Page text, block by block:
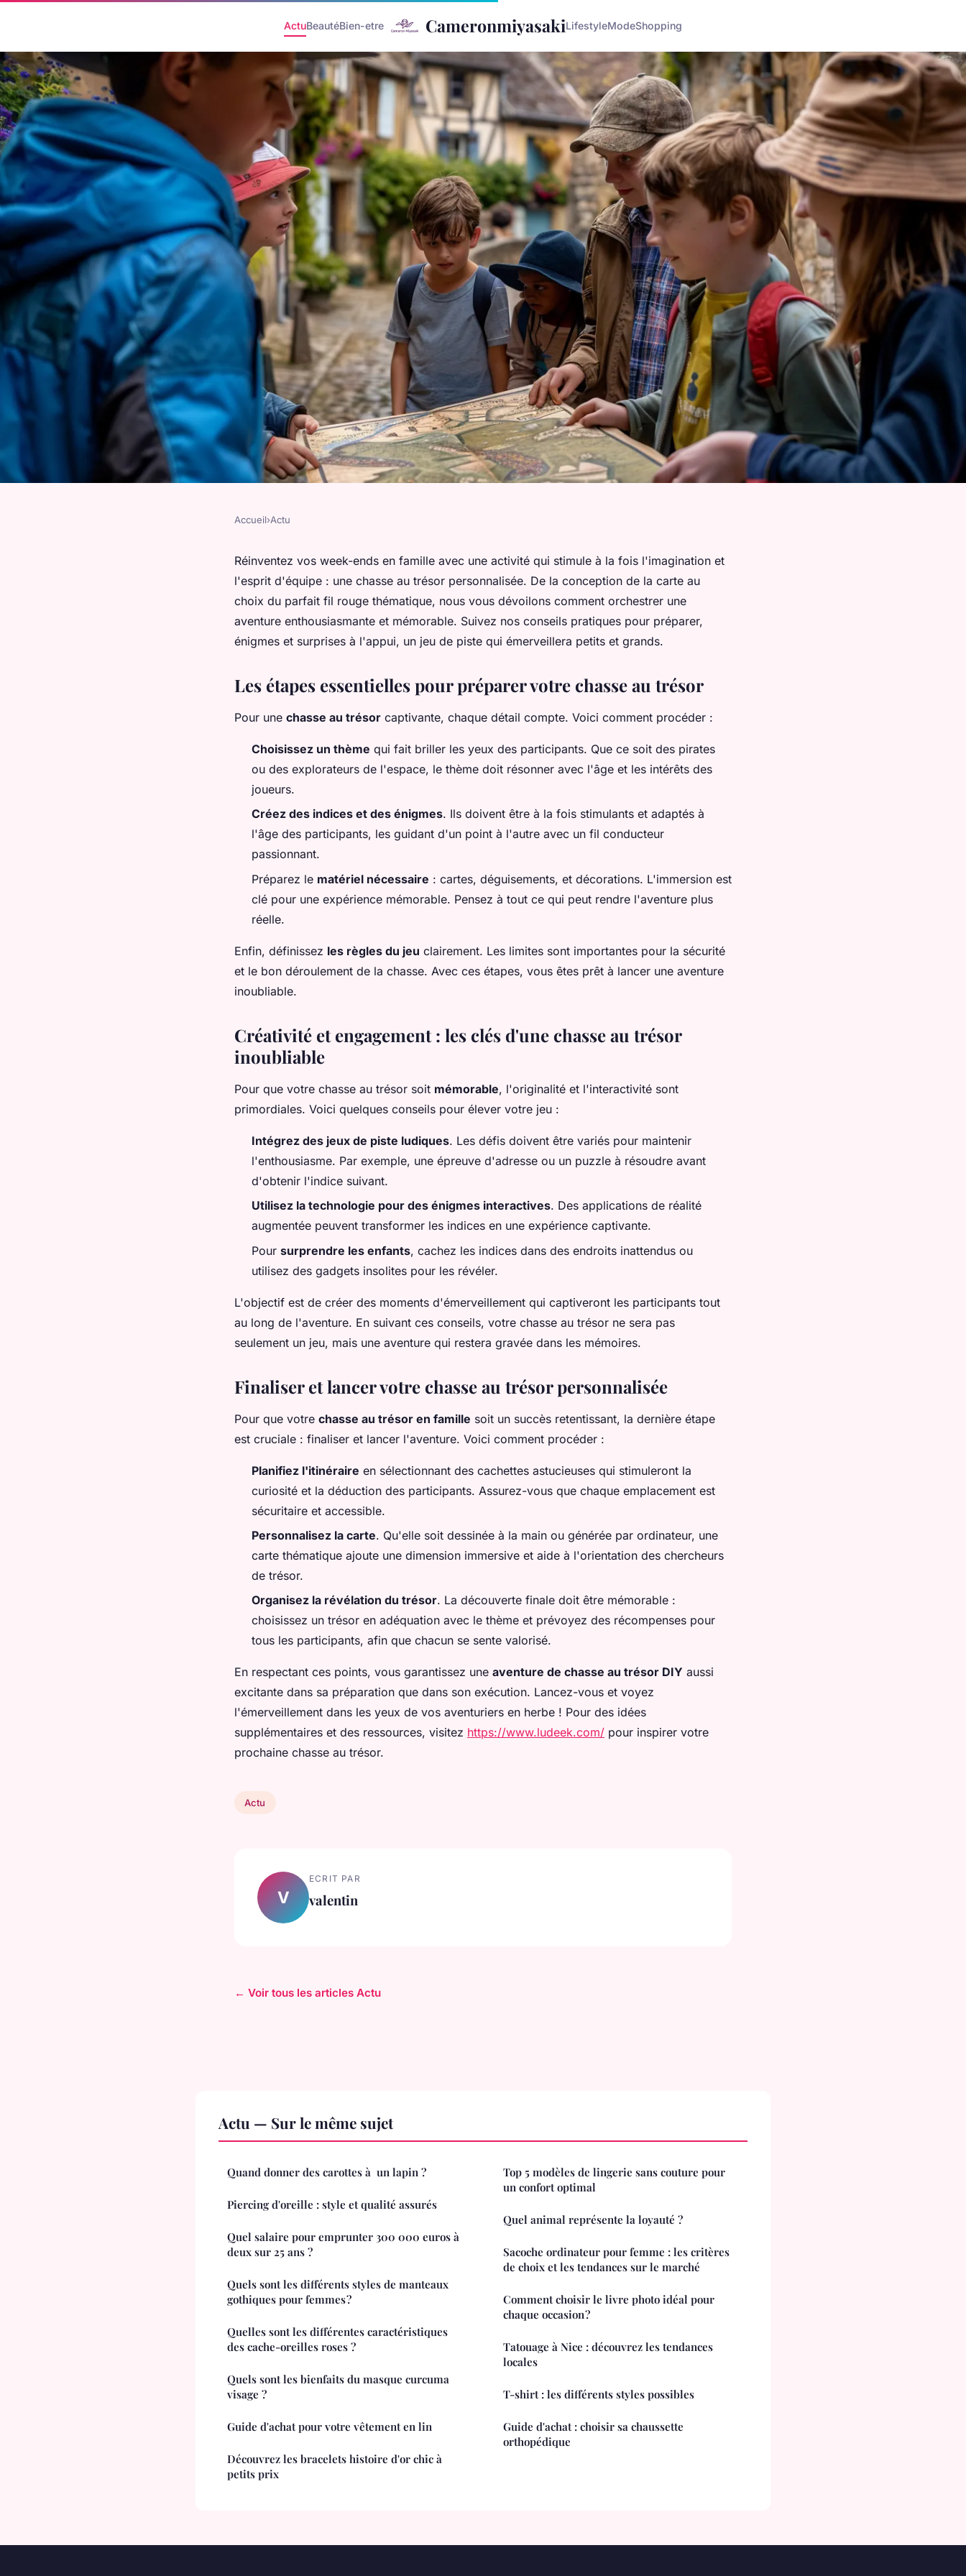
ActuBeautéBien-etre CameronmiyasakiLifestyleModeShopping
Organisez votre propre chasse au
Accueil›Actu
Réinventez vos week-ends en famille avec une activité qui stimule à la fois l'imagination et
l'esprit d'équipe : une chasse au trésor personnalisée. De la conception de la carte au
choix du parfait fil rouge thématique, nous vous dévoilons comment orchestrer une
aventure enthousiasmante et mémorable. Suivez nos conseils pratiques pour préparer,
énigmes et surprises à l'appui, un jeu de piste qui émerveillera petits et grands.
Les étapes essentielles pour préparer votre chasse au trésor
Pour une chasse au trésor captivante, chaque détail compte. Voici comment procéder :
Choisissez un thème qui fait briller les yeux des participants. Que ce soit des pirates
ou des explorateurs de l'espace, le thème doit résonner avec l'âge et les intérêts des
joueurs.
Créez des indices et des énigmes. Ils doivent être à la fois stimulants et adaptés à
l'âge des participants, les guidant d'un point à l'autre avec un fil conducteur
passionnant.
Préparez le matériel nécessaire : cartes, déguisements, et décorations. L'immersion est
clé pour une expérience mémorable. Pensez à tout ce qui peut rendre l'aventure plus
réelle.
Enfin, définissez les règles du jeu clairement. Les limites sont importantes pour la sécurité
et le bon déroulement de la chasse. Avec ces étapes, vous êtes prêt à lancer une aventure
inoubliable.
Créativité et engagement : les clés d'une chasse au trésor
inoubliable
Pour que votre chasse au trésor soit mémorable, l'originalité et l'interactivité sont
primordiales. Voici quelques conseils pour élever votre jeu :
Intégrez des jeux de piste ludiques. Les défis doivent être variés pour maintenir
l'enthousiasme. Par exemple, une épreuve d'adresse ou un puzzle à résoudre avant
d'obtenir l'indice suivant.
Utilisez la technologie pour des énigmes interactives. Des applications de réalité
augmentée peuvent transformer les indices en une expérience captivante.
Pour surprendre les enfants, cachez les indices dans des endroits inattendus ou
utilisez des gadgets insolites pour les révéler.
L'objectif est de créer des moments d'émerveillement qui captiveront les participants tout
au long de l'aventure. En suivant ces conseils, votre chasse au trésor ne sera pas
seulement un jeu, mais une aventure qui restera gravée dans les mémoires.
Finaliser et lancer votre chasse au trésor personnalisée
Pour que votre chasse au trésor en famille soit un succès retentissant, la dernière étape
est cruciale : finaliser et lancer l'aventure. Voici comment procéder :
Planifiez l'itinéraire en sélectionnant des cachettes astucieuses qui stimuleront la
curiosité et la déduction des participants. Assurez-vous que chaque emplacement est
sécuritaire et accessible.
Personnalisez la carte. Qu'elle soit dessinée à la main ou générée par ordinateur, une
carte thématique ajoute une dimension immersive et aide à l'orientation des chercheurs
de trésor.
Organisez la révélation du trésor. La découverte finale doit être mémorable :
choisissez un trésor en adéquation avec le thème et prévoyez des récompenses pour
tous les participants, afin que chacun se sente valorisé.
En respectant ces points, vous garantissez une aventure de chasse au trésor DIY aussi
excitante dans sa préparation que dans son exécution. Lancez-vous et voyez
l'émerveillement dans les yeux de vos aventuriers en herbe ! Pour des idées
supplémentaires et des ressources, visitez https://www.ludeek.com/ pour inspirer votre
prochaine chasse au trésor.
Actu
V
ECRIT PAR
valentin
← Voir tous les articles Actu
Actu — Sur le même sujet
Quand donner des carottes à un lapin ?
Piercing d'oreille : style et qualité assurés
Quel salaire pour emprunter 300 000 euros à
deux sur 25 ans ?
Quels sont les différents styles de manteaux
gothiques pour femmes ?
Quelles sont les différentes caractéristiques
des cache-oreilles roses ?
Quels sont les bienfaits du masque curcuma
visage ?
Guide d'achat pour votre vêtement en lin
Découvrez les bracelets histoire d'or chic à
petits prix
Top 5 modèles de lingerie sans couture pour
un confort optimal
Quel animal représente la loyauté ?
Sacoche ordinateur pour femme : les critères
de choix et les tendances sur le marché
Comment choisir le livre photo idéal pour
chaque occasion ?
Tatouage à Nice : découvrez les tendances
locales
T-shirt : les différents styles possibles
Guide d'achat : choisir sa chaussette
orthopédique